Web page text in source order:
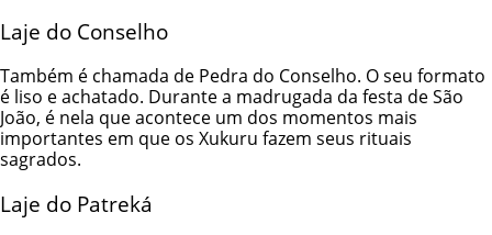
Laje do Conselho
Também é chamada de Pedra do Conselho. O seu formato
é liso e achatado. Durante a madrugada da festa de São
João, é nela que acontece um dos momentos mais
importantes em que os Xukuru fazem seus rituais
sagrados.
Laje do Patreká